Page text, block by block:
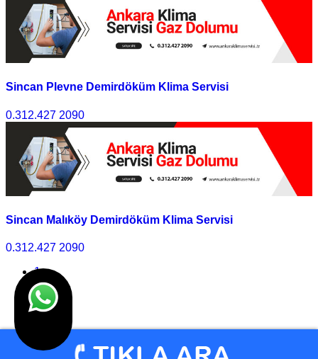
Sincan Plevne Demirdöküm Klima Servisi
0.312.427 2090
Sincan Malıköy Demirdöküm Klima Servisi
0.312.427 2090
1
2
3
>>
© Klima Servisi Ankara 2010 - 2025 I Tasarım